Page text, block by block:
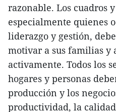
razonable. Los cuadros
especialmente quienes
liderazgo y gestión,
motivar a sus familias y
activamente. Todos los
hogares y personas
producción y los
productividad, la